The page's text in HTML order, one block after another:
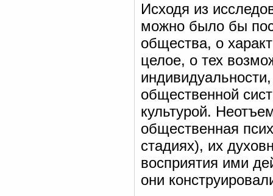
Исходя из
можно было бы
общества, о
целое, о тех
общественной
культурой.
общественная
стадиях), их
восприятия ими
они